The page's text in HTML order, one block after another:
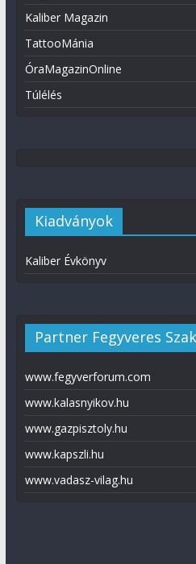
Kaliber Magazin
TattooMánia
ÓraMagazinOnline
Túlélés
Kiadványok
Kaliber Évkönyv
Partner Fegyveres
www.fegyverforum.com
www.kalasnyikov.hu
www.gazpisztoly.hu
www.kapszli.hu
www.vadasz-vilag.hu